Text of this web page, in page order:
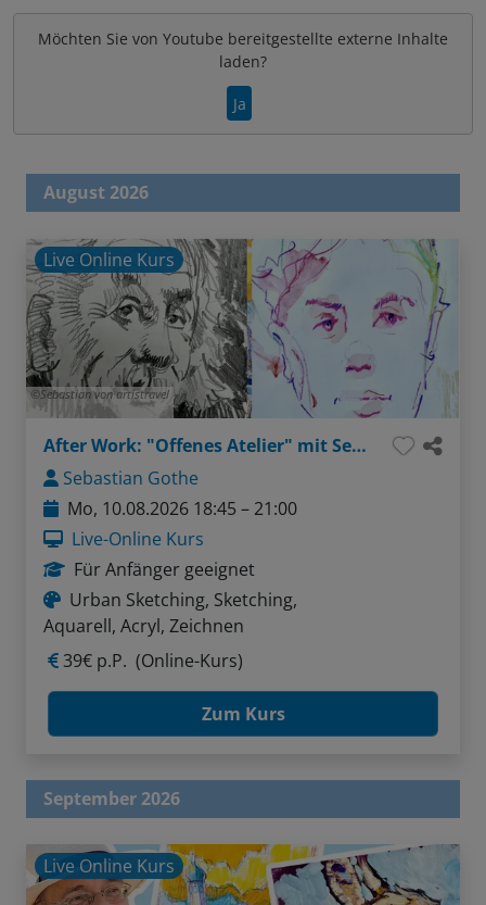
Möchten Sie von Youtube bereitgestellte externe Inhalte
laden?
Ja
August 2026
Sebastian von artistravel
Live Online Kurs
After Work: "Offenes Atelier" mit Sebastian - Thema: Gesichter ganz einfach (Bleistift / Aquarellstifte)
Sebastian Gothe
Mo, 10.08.2026 18:45 – 21:00
Live-Online Kurs
Für Anfänger geeignet
Urban Sketching, Sketching,
Aquarell, Acryl, Zeichnen
39€ p.P. (Online-Kurs)
Zum Kurs
September 2026
Live Online Kurs